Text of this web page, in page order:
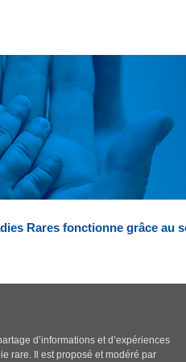
Rares fonctionne grâce au
d’informations et d’expériences
rare. Il est proposé et modéré par